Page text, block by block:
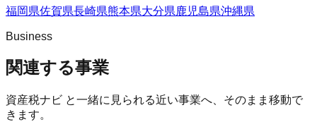
福岡県佐賀県長崎県熊本県大分県鹿児島県沖縄県
Business
関連する事業
資産税ナビ と一緒に見られる近い事業へ、そのまま移動で
きます。